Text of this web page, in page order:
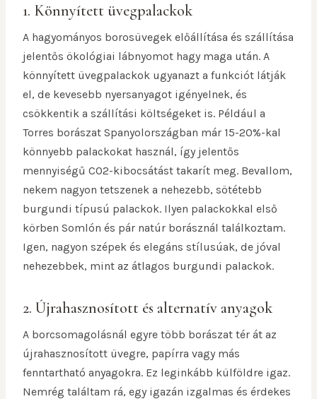
1. Könnyített üvegpalackok
A hagyományos borosüvegek előállítása és szállítása
jelentős ökológiai lábnyomot hagy maga után. A
könnyített üvegpalackok ugyanazt a funkciót látják
el, de kevesebb nyersanyagot igényelnek, és
csökkentik a szállítási költségeket is. Például a
Torres borászat Spanyolországban már 15-20%-kal
könnyebb palackokat használ, így jelentős
mennyiségű CO2-kibocsátást takarít meg. Bevallom,
nekem nagyon tetszenek a nehezebb, sötétebb
burgundi típusú palackok. Ilyen palackokkal első
körben Somlón és pár natúr borásznál találkoztam.
Igen, nagyon szépek és elegáns stílusúak, de jóval
nehezebbek, mint az átlagos burgundi palackok.
2. Újrahasznosított és alternatív anyagok
A borcsomagolásnál egyre több borászat tér át az
újrahasznosított üvegre, papírra vagy más
fenntartható anyagokra. Ez leginkább külföldre igaz.
Nemrég találtam rá, egy igazán izgalmas és érdekes